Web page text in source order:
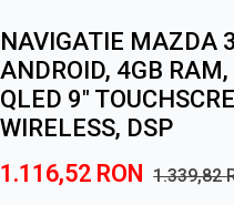
NAVIGATIE MAZDA
ANDROID, 4GB
QLED 9"
WIRELESS, DSP
1.116,52 RON 1.339,82